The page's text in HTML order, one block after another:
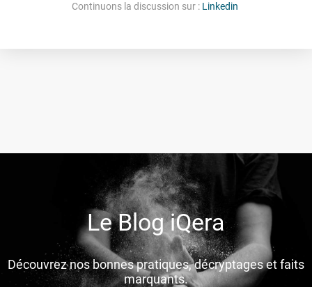
Continuons la discussion sur : Linkedin
Le Blog iQera
Découvrez nos bonnes pratiques, décryptages et faits
marquants.